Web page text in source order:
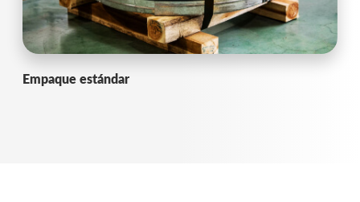
Empaque estándar